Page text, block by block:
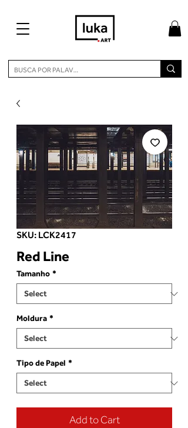
SKU: LCK2417
Red Line
Tamanho *
Moldura *
Tipo de Papel *
Add to Cart